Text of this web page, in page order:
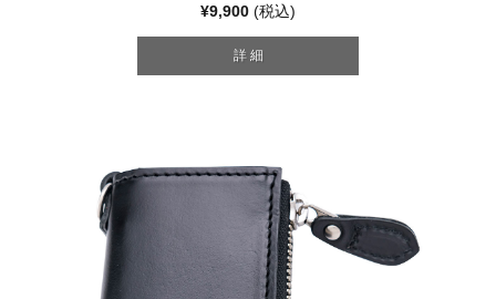
¥9,900 (税込)
詳 細